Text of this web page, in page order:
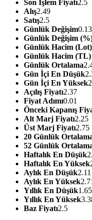
Son İşlem Fiyatı2.5
Alış2.49
Satış2.5
Günlük Değişim0.13
Günlük Değişim
Günlük Hacim (Lot)
Günlük Hacim (TL)
Günlük Ortalama
Gün İçi En Düşük
Gün İçi En Yüksek
Açılış Fiyatı2.37
Fiyat Adımı0.01
Önceki Kapanış
Alt Marj Fiyatı2.25
Üst Marj Fiyatı2.75
20 Günlük
52 Günlük
Haftalık En Düşük
Haftalık En Yüksek
Aylık En Düşük2.11
Aylık En Yüksek
Yıllık En Düşük
Yıllık En Yüksek
Baz Fiyatı2.5